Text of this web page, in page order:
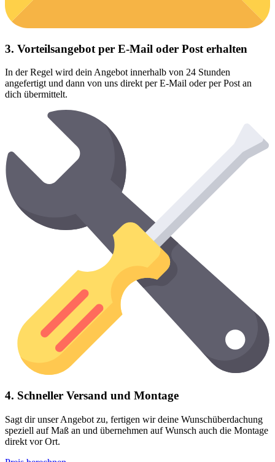
3. Vorteilsangebot per E-Mail oder Post erhalten
In der Regel wird dein Angebot innerhalb von 24 Stunden
angefertigt und dann von uns direkt per E-Mail oder per Post an
dich übermittelt.
4. Schneller Versand und Montage
Sagt dir unser Angebot zu, fertigen wir deine Wunschüberdachung
speziell auf Maß an und übernehmen auf Wunsch auch die Montage
direkt vor Ort.